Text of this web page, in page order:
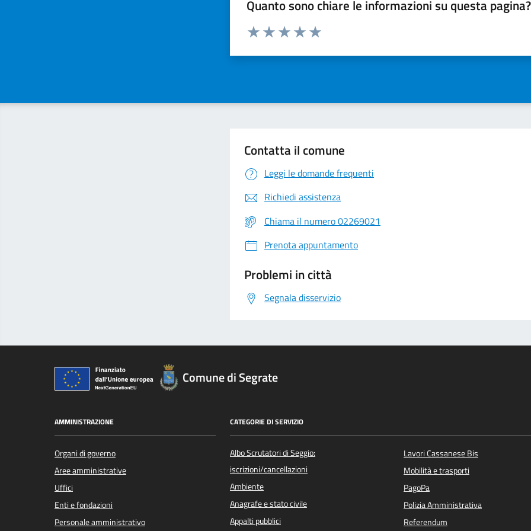
Quanto sono chiare le informazioni su questa pagina?
Valuta da 1 a 5 stelle la pagina
Contatta il comune
Leggi le domande frequenti
Richiedi assistenza
Chiama il numero 02269021
Prenota appuntamento
Problemi in città
Segnala disservizio
Comune di Segrate
AMMINISTRAZIONE
Organi di governo
Aree amministrative
Uffici
Enti e fondazioni
Personale amministrativo
CATEGORIE DI SERVIZIO
Albo Scrutatori di Seggio:
iscrizioni/cancellazioni
Ambiente
Anagrafe e stato civile
Appalti pubblici
Lavori Cassanese Bis
Mobilità e trasporti
PagoPa
Polizia Amministrativa
Referendum